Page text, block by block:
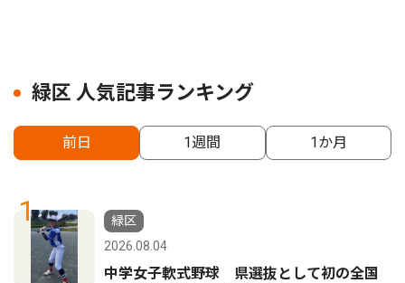
緑区 人気記事ランキング
前日 1週間 1か月
1
緑区
2026.08.04
中学女子軟式野球 県選抜として初の全国